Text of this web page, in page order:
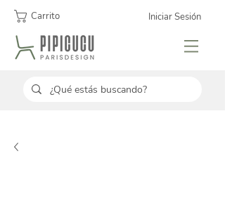
Carrito Iniciar Sesión